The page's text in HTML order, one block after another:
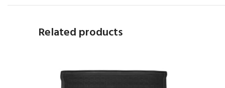
Related products